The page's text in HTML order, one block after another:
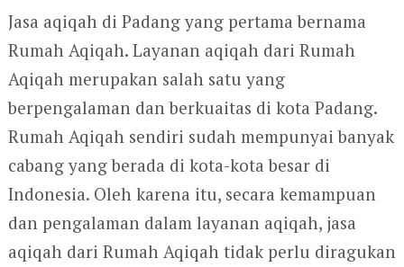
Jasa aqiqah di Padang yang pertama bernama
Rumah Aqiqah. Layanan aqiqah dari Rumah
Aqiqah merupakan salah satu yang
berpengalaman dan berkuaitas di kota Padang.
Rumah Aqiqah sendiri sudah mempunyai banyak
cabang yang berada di kota-kota besar di
Indonesia. Oleh karena itu, secara kemampuan
dan pengalaman dalam layanan aqiqah, jasa
aqiqah dari Rumah Aqiqah tidak perlu diragukan